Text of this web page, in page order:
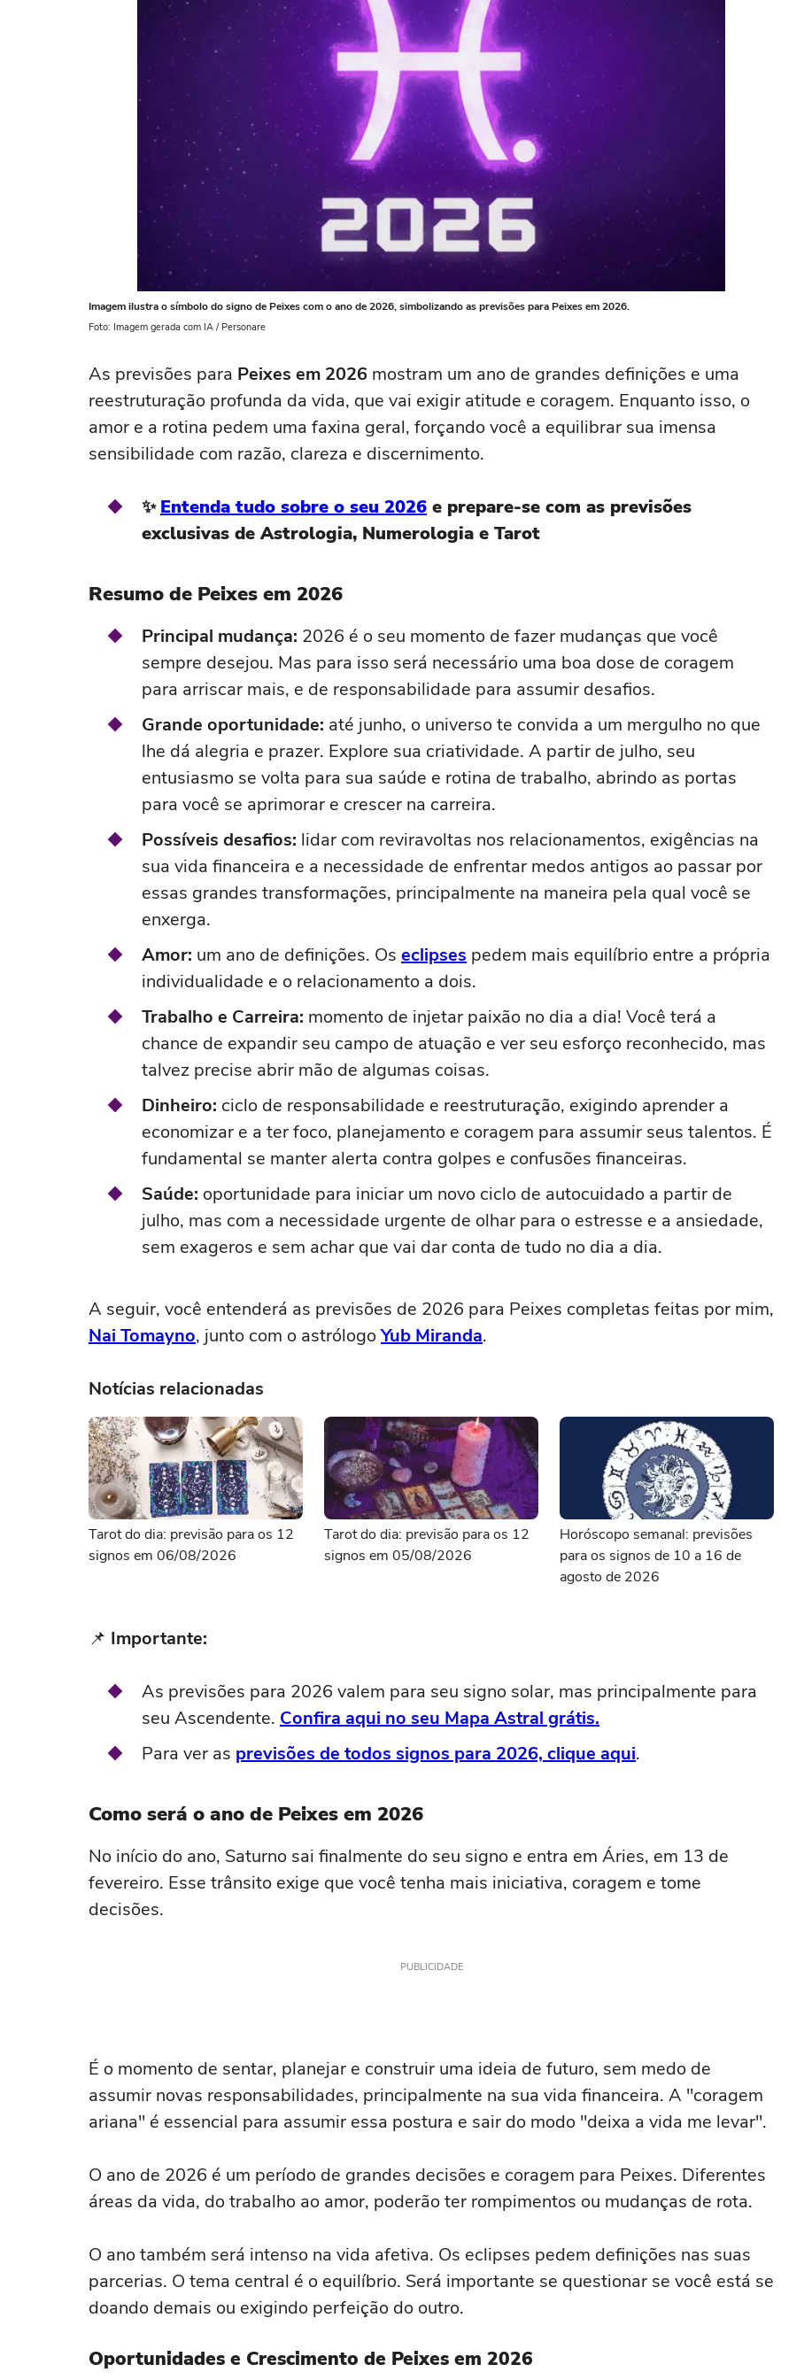
Imagem ilustra o símbolo do signo de Peixes com o ano de 2026, simbolizando as previsões para Peixes em 2026.
Foto: Imagem gerada com IA / Personare
As previsões para Peixes em 2026 mostram um ano de grandes definições e uma
reestruturação profunda da vida, que vai exigir atitude e coragem. Enquanto isso, o
amor e a rotina pedem uma faxina geral, forçando você a equilibrar sua imensa
sensibilidade com razão, clareza e discernimento.
✨Entenda tudo sobre o seu 2026 e prepare-se com as previsões
exclusivas de Astrologia, Numerologia e Tarot
Resumo de Peixes em 2026
Principal mudança: 2026 é o seu momento de fazer mudanças que você
sempre desejou. Mas para isso será necessário uma boa dose de coragem
para arriscar mais, e de responsabilidade para assumir desafios.
Grande oportunidade: até junho, o universo te convida a um mergulho no que
lhe dá alegria e prazer. Explore sua criatividade. A partir de julho, seu
entusiasmo se volta para sua saúde e rotina de trabalho, abrindo as portas
para você se aprimorar e crescer na carreira.
Possíveis desafios: lidar com reviravoltas nos relacionamentos, exigências na
sua vida financeira e a necessidade de enfrentar medos antigos ao passar por
essas grandes transformações, principalmente na maneira pela qual você se
enxerga.
Amor: um ano de definições. Os eclipses pedem mais equilíbrio entre a própria
individualidade e o relacionamento a dois.
Trabalho e Carreira: momento de injetar paixão no dia a dia! Você terá a
chance de expandir seu campo de atuação e ver seu esforço reconhecido, mas
talvez precise abrir mão de algumas coisas.
Dinheiro: ciclo de responsabilidade e reestruturação, exigindo aprender a
economizar e a ter foco, planejamento e coragem para assumir seus talentos. É
fundamental se manter alerta contra golpes e confusões financeiras.
Saúde: oportunidade para iniciar um novo ciclo de autocuidado a partir de
julho, mas com a necessidade urgente de olhar para o estresse e a ansiedade,
sem exageros e sem achar que vai dar conta de tudo no dia a dia.
A seguir, você entenderá as previsões de 2026 para Peixes completas feitas por mim,
Nai Tomayno, junto com o astrólogoYub Miranda.
Notícias relacionadas
Tarot do dia: previsão para os 12
signos em 06/08/2026
Tarot do dia: previsão para os 12
signos em 05/08/2026
Horóscopo semanal: previsões
para os signos de 10 a 16 de
agosto de 2026
📌 Importante:
As previsões para 2026 valem para seu signo solar, mas principalmente para
seu Ascendente. Confira aqui no seu Mapa Astral grátis.
Para ver as previsões de todos signos para 2026, clique aqui.
Como será o ano de Peixes em 2026
No início do ano, Saturno sai finalmente do seu signo e entra em Áries, em 13 de
fevereiro. Esse trânsito exige que você tenha mais iniciativa, coragem e tome
decisões.
PUBLICIDADE
É o momento de sentar, planejar e construir uma ideia de futuro, sem medo de
assumir novas responsabilidades, principalmente na sua vida financeira. A "coragem
ariana" é essencial para assumir essa postura e sair do modo "deixa a vida me levar".
O ano de 2026 é um período de grandes decisões e coragem para Peixes. Diferentes
áreas da vida, do trabalho ao amor, poderão ter rompimentos ou mudanças de rota.
O ano também será intenso na vida afetiva. Os eclipses pedem definições nas suas
parcerias. O tema central é o equilíbrio. Será importante se questionar se você está se
doando demais ou exigindo perfeição do outro.
Oportunidades e Crescimento de Peixes em 2026